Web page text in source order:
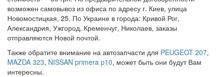
возможен самовывоз из офиса по адресу г. Киев, улица
Новомостицкая, 25. По Украине в города: Кривой Рог,
Александрия, Ужгород, Кременчуг, Николаев, заказы
отправляются Новой почтой.
Также обратите внимание на автозапчасти для PEUGEOT 207,
MAZDA 323, NISSAN primera p10, может быть они будут Вам
интересны.